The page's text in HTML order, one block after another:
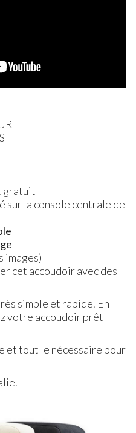
gratuit
sur la console centrale de
images)
cet accoudoir avec des
simple et rapide. En
votre accoudoir prêt
et tout le nécessaire pour